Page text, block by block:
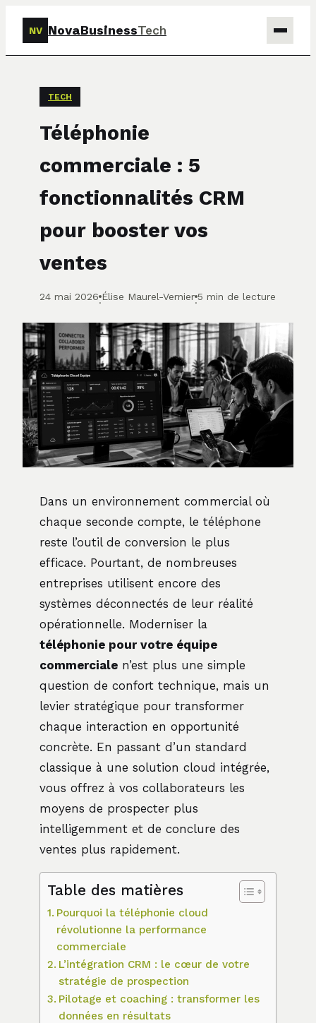
NV NovaBusinessTech
TECH
Téléphonie
commerciale : 5
fonctionnalités CRM
pour booster vos
ventes
24 mai 2026
·
Élise Maurel-Vernier
·
5 min de lecture
Dans un environnement commercial où
chaque seconde compte, le téléphone
reste l’outil de conversion le plus
efficace. Pourtant, de nombreuses
entreprises utilisent encore des
systèmes déconnectés de leur réalité
opérationnelle. Moderniser la
téléphonie pour votre équipe
commerciale n’est plus une simple
question de confort technique, mais un
levier stratégique pour transformer
chaque interaction en opportunité
concrète. En passant d’un standard
classique à une solution cloud intégrée,
vous offrez à vos collaborateurs les
moyens de prospecter plus
intelligemment et de conclure des
ventes plus rapidement.
Table des matières
Pourquoi la téléphonie cloud
révolutionne la performance
commerciale
L’intégration CRM : le cœur de votre
stratégie de prospection
Pilotage et coaching : transformer les
données en résultats